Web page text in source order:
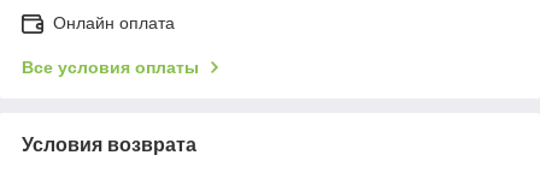
Онлайн оплата
Все условия оплаты
Условия возврата